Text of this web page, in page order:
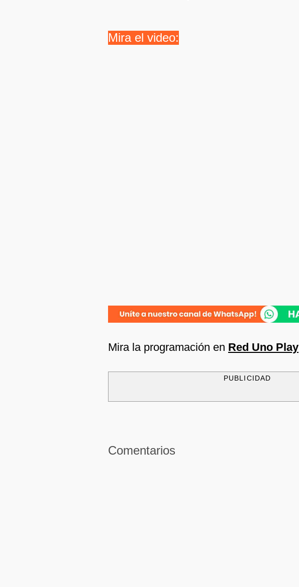
Mira el video:
Mira la programación en Red Uno Play
PUBLICIDAD
Comentarios